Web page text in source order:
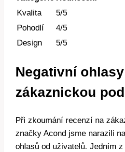
Kvalita
5/5
Pohodlí
4/5
Design
5/5
Negativní
zákaznickou
Při zkoumání recenzí na
značky Acond jsme narazili
ohlasů od uživatelů. Jedním